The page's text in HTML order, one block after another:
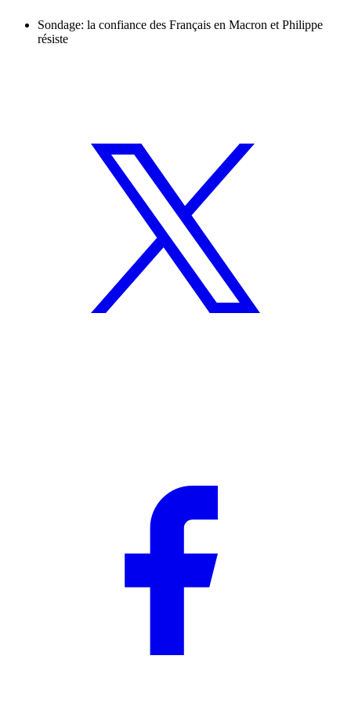
Sondage: la confiance des Français en Macron et Philippe
résiste